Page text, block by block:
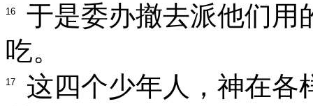
16
于是委办撤去派他们用
吃。
17
这四个少年人，神在各